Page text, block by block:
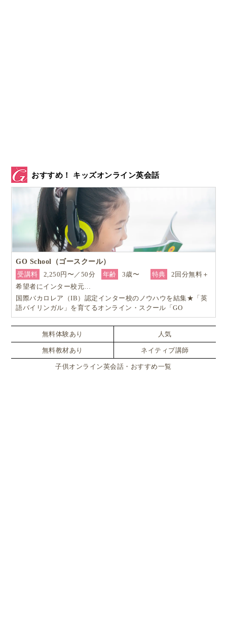
おすすめ！ キッズオンライン英会話
GO School（ゴースクール）
受講料
2,250円〜／50分 年齢 3歳〜 特典
2回分無料＋
希望者にインター校元…
国際バカロレア（IB）認定インター校のノウハウを結集★「英
語バイリンガル」を育てるオンライン・スクール「GO
School（ゴースクール）」
無料体験あり 人気
無料教材あり ネイティブ講師
子供オンライン英会話・おすすめ一覧